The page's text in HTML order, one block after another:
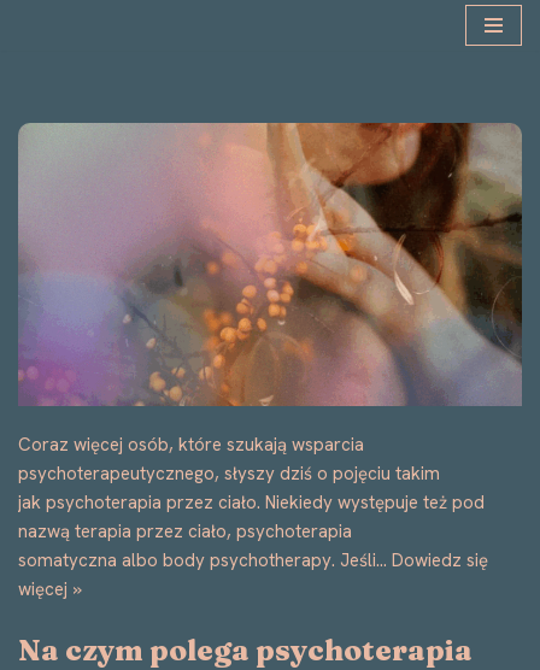
treści
Coraz więcej osób, które szukają wsparcia
psychoterapeutycznego, słyszy dziś o pojęciu takim
jak psychoterapia przez ciało. Niekiedy występuje też pod
nazwą terapia przez ciało, psychoterapia
somatyczna albo body psychotherapy. Jeśli… Dowiedz się
więcej »
Na czym polega psychoterapia